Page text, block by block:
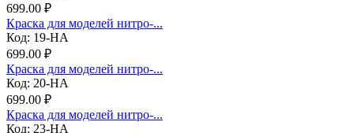
699.00 ₽
Краска для моделей нитро-...
Код: 19-НА
699.00 ₽
Краска для моделей нитро-...
Код: 20-НА
699.00 ₽
Краска для моделей нитро-...
Код: 23-НА